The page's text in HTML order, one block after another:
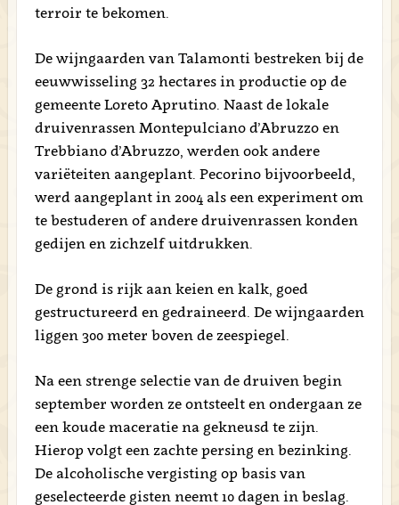
terroir te bekomen.
De wijngaarden van Talamonti bestreken bij de
eeuwwisseling 32 hectares in productie op de
gemeente Loreto Aprutino. Naast de lokale
druivenrassen Montepulciano d’Abruzzo en
Trebbiano d’Abruzzo, werden ook andere
variëteiten aangeplant. Pecorino bijvoorbeeld,
werd aangeplant in 2004 als een experiment om
te bestuderen of andere druivenrassen konden
gedijen en zichzelf uitdrukken.
De grond is rijk aan keien en kalk, goed
gestructureerd en gedraineerd. De wijngaarden
liggen 300 meter boven de zeespiegel.
Na een strenge selectie van de druiven begin
september worden ze ontsteelt en ondergaan ze
een koude maceratie na gekneusd te zijn.
Hierop volgt een zachte persing en bezinking.
De alcoholische vergisting op basis van
geselecteerde gisten neemt 10 dagen in beslag.